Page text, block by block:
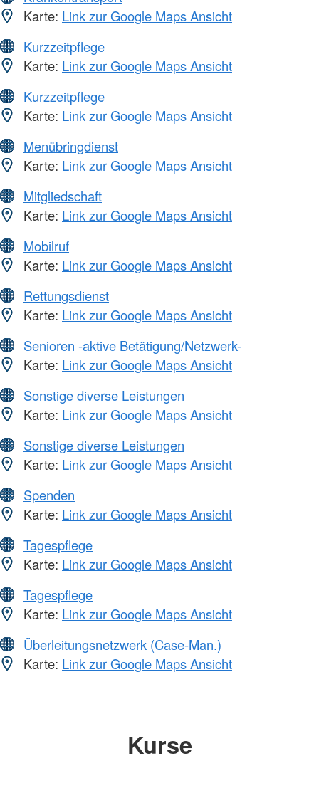
Karte: Link zur Google Maps Ansicht
Kurzzeitpflege
Karte: Link zur Google Maps Ansicht
Kurzzeitpflege
Karte: Link zur Google Maps Ansicht
Menübringdienst
Karte: Link zur Google Maps Ansicht
Mitgliedschaft
Karte: Link zur Google Maps Ansicht
Mobilruf
Karte: Link zur Google Maps Ansicht
Rettungsdienst
Karte: Link zur Google Maps Ansicht
Senioren -aktive Betätigung/Netzwerk-
Karte: Link zur Google Maps Ansicht
Sonstige diverse Leistungen
Karte: Link zur Google Maps Ansicht
Sonstige diverse Leistungen
Karte: Link zur Google Maps Ansicht
Spenden
Karte: Link zur Google Maps Ansicht
Tagespflege
Karte: Link zur Google Maps Ansicht
Tagespflege
Karte: Link zur Google Maps Ansicht
Überleitungsnetzwerk (Case-Man.)
Karte: Link zur Google Maps Ansicht
Kurse